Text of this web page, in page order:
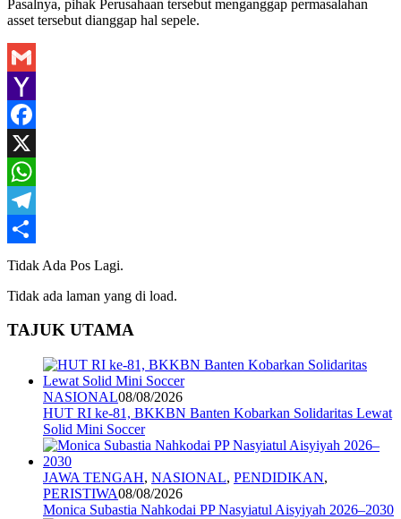
Pasalnya, pihak Perusahaan tersebut menganggap permasalahan
asset tersebut dianggap hal sepele.
Gmail
Yahoo
Mail
Facebook
X
WhatsApp
Telegram
Share
Tidak Ada Pos Lagi.
Tidak ada laman yang di load.
TAJUK UTAMA
NASIONAL08/08/2026
HUT RI ke-81, BKKBN Banten Kobarkan Solidaritas Lewat
Solid Mini Soccer
JAWA TENGAH, NASIONAL, PENDIDIKAN,
PERISTIWA08/08/2026
Monica Subastia Nahkodai PP Nasyiatul Aisyiyah 2026–2030